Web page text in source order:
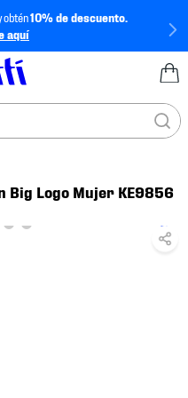
obtén10% de descuento.
aquí
Big Logo Mujer KE9856